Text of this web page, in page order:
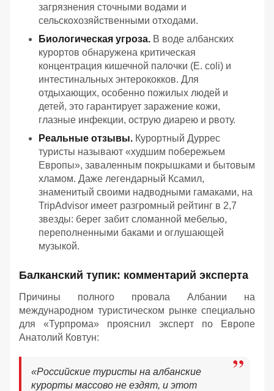
загрязнения сточными водами и
сельскохозяйственными отходами.
Биологическая угроза. В воде албанских
курортов обнаружена критическая
концентрация кишечной палочки (E. coli) и
интестинальных энтерококков. Для
отдыхающих, особенно пожилых людей и
детей, это гарантирует заражение кожи,
глазные инфекции, острую диарею и рвоту.
Реальные отзывы. Курортный Дуррес
туристы называют «худшим побережьем
Европы», заваленным покрышками и бытовым
хламом. Даже легендарный Ксамил,
знаменитый своими надводными гамаками, на
TripAdvisor имеет разгромный рейтинг в 2,7
звезды: берег забит сломанной мебелью,
переполненными баками и оглушающей
музыкой.
Балканский тупик: комментарий эксперта
Причины полного провала Албании на
международном туристическом рынке специально
для «Турпрома» прояснил эксперт по Европе
Анатолий Ковтун:
«Российские туристы на албанские
курорты массово не ездят, и этот